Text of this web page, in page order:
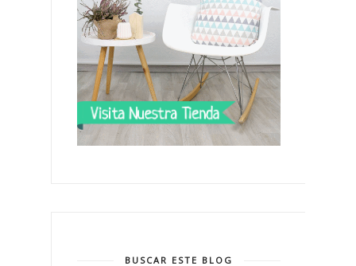
BUSCAR ESTE BLOG